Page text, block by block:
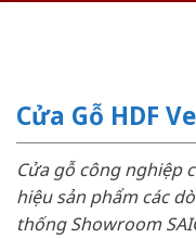
Cửa Gỗ HDF
Cửa gỗ công nghiệp
hiệu sản phẩm các
thống Showroom